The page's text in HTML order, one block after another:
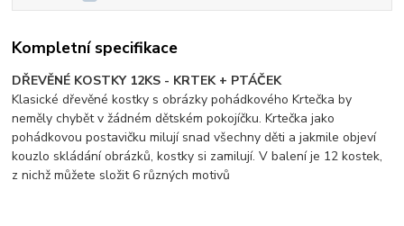
Kompletní specifikace
DŘEVĚNÉ KOSTKY 12KS - KRTEK + PTÁČEK
Klasické dřevěné kostky s obrázky pohádkového Krtečka by
neměly chybět v žádném dětském pokojíčku. Krtečka jako
pohádkovou postavičku milují snad všechny děti a jakmile objeví
kouzlo skládání obrázků, kostky si zamilují. V balení je 12 kostek,
z nichž můžete složit 6 různých motivů